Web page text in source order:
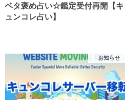
ベタ褒め占い☆鑑定受付再開【キ
ュンコレ占い】
お知らせ